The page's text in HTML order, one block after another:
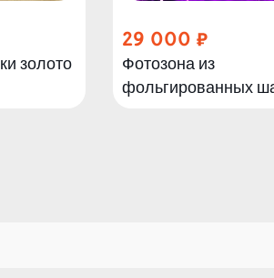
золото
29 000
Фотозона из
фольгированных